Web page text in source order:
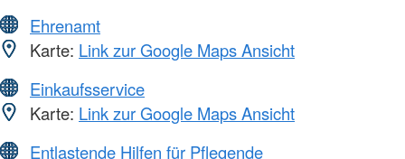
Ehrenamt
Karte: Link zur Google Maps Ansicht
Einkaufsservice
Karte: Link zur Google Maps Ansicht
Entlastende Hilfen für Pflegende